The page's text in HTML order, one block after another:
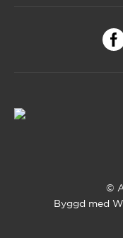
©
Byggd med